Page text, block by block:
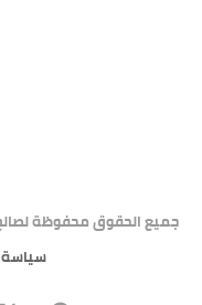
جميع الحقوق محفوظة لصالح